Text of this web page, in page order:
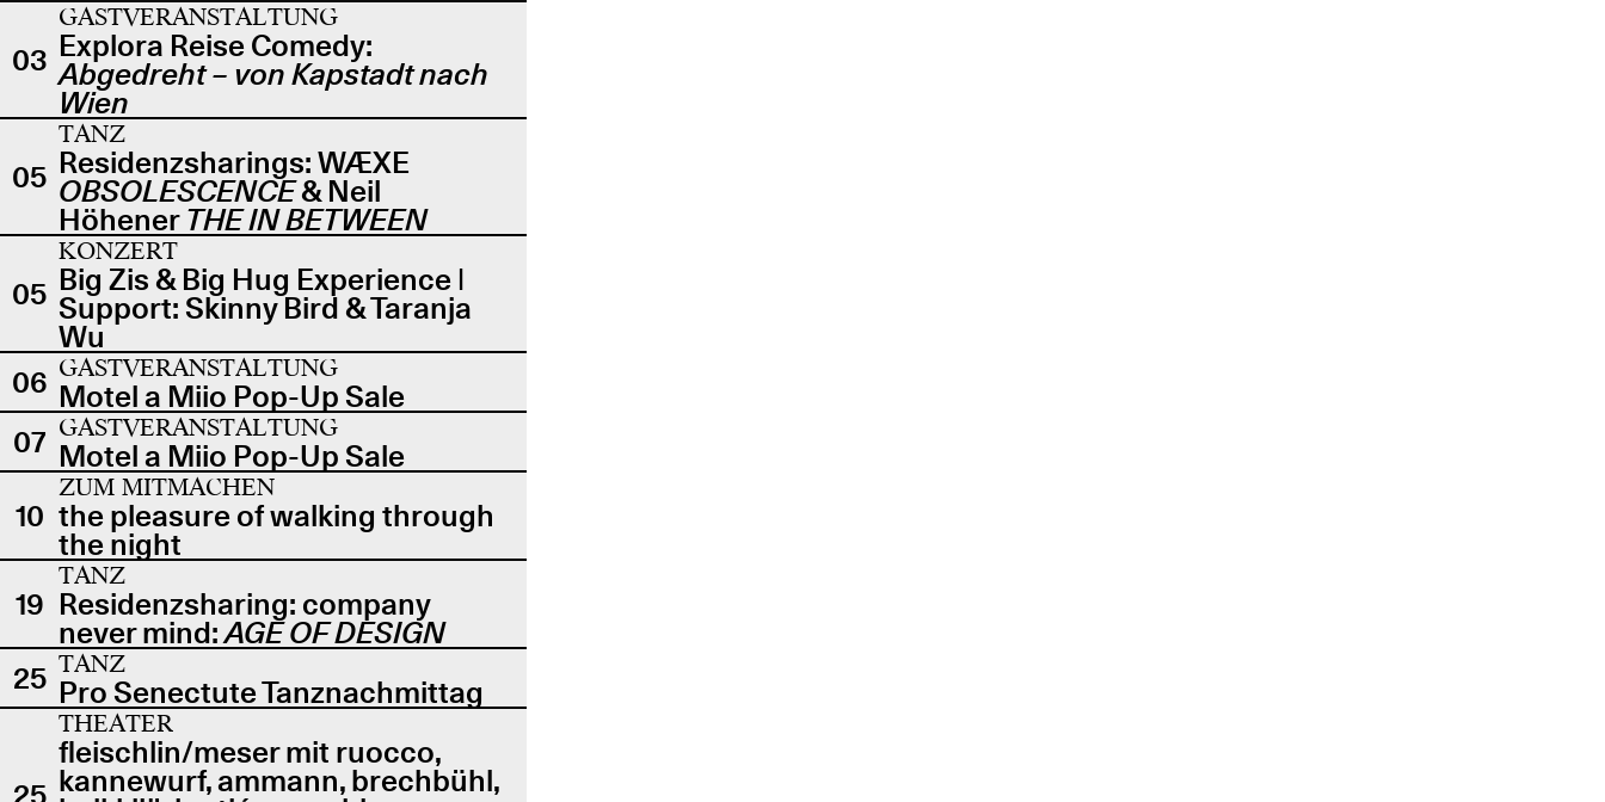
03
GASTVERANSTALTUNG
Explora Reise Comedy:
Abgedreht – von Kapstadt nach
Wien
05
TANZ
Residenzsharings: WÆXE
OBSOLESCENCE& Neil
Höhener THE IN BETWEEN
05
KONZERT
Big Zis & Big Hug Experience |
Support: Skinny Bird & Taranja
Wu
06 GASTVERANSTALTUNG
Motel a Miio Pop-Up Sale
07 GASTVERANSTALTUNG
Motel a Miio Pop-Up Sale
10
ZUM MITMACHEN
the pleasure of walking through
the night
19
TANZ
Residenzsharing: company
never mind:AGE OF DESIGN
25 TANZ
Pro Senectute Tanznachmittag
25
THEATER
fleischlin/meser mit ruocco,
kannewurf, ammann, brechbühl,